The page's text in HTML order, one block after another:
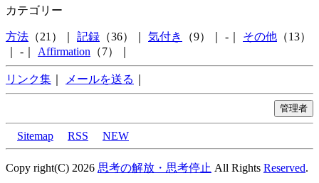
カテゴリー
方法 （21）｜ 記録 （36）｜ 気付き （9）｜ -｜ その他 （13）
｜ -｜ Affirmation （7）｜
リンク集 メールを送る
Sitemap RSS NEW
Copy right(C) 2026 思考の解放・思考停止 All Rights Reserved.